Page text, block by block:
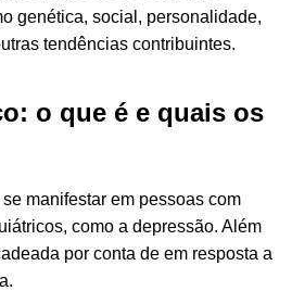
genética, social, personalidade,
tendências contribuintes.
o que é e quais os
manifestar em pessoas com
como a depressão. Além
por conta de em resposta a